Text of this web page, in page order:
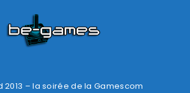
2013 – la soirée de la Gamescom